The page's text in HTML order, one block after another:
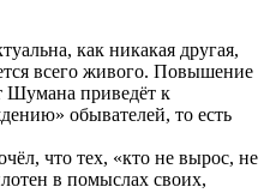
как никакая другая,
всего живого. Повышение
Шумана приведёт к
обывателей, то есть
что тех, «кто не вырос, не
в помыслах своих,